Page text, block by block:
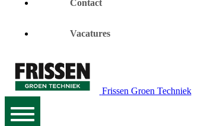
Contact
Vacatures
Frissen Groen Techniek